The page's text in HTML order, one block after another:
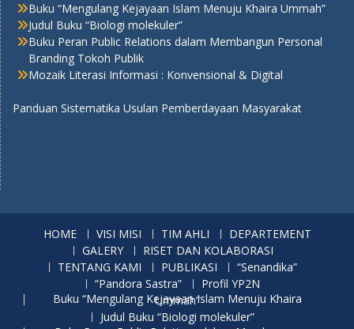
Buku “Mengulang Kejayaan Islam Menuju Khaira Ummah”
Judul Buku “Biologi molekuler”
Buku Peran Public Relations dalam Membangun Personal
Branding Tokoh Publik
Mozaik Literasi Informasi : Konvensional & Digital
Panduan Sistematika Usulan Pemberdayaan Masyarakat
HOME VISI MISI TIM AHLI
DEPARTEMENT
GALERY
RISET DAN KOLABORASI
TENTANG KAMI
PUBLIKASI
“Senandika”
“Pandora Sastra”
Profil YP2N
Buku “Mengulang Kejayaan Islam Menuju Khaira Ummah”
Judul Buku “Biologi molekuler”